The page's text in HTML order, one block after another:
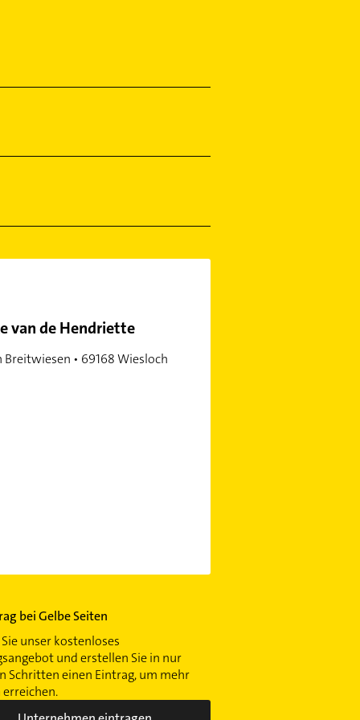
van de Hendriette
Breitwiesen • 69168 Wiesloch
bei Gelbe Seiten
unser kostenloses
und erstellen Sie in nur
Schritten einen Eintrag, um mehr
erreichen.